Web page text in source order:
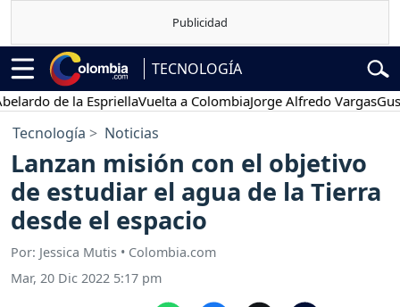
TECNOLOGÍA
de la EspriellaVuelta a ColombiaJorge Alfredo VargasGustavo
Tecnología Noticias
Lanzan misión con el objetivo
de estudiar el agua de la Tierra
desde el espacio
Por: Jessica Mutis • Colombia.com
Mar, 20 Dic 2022 5:17 pm